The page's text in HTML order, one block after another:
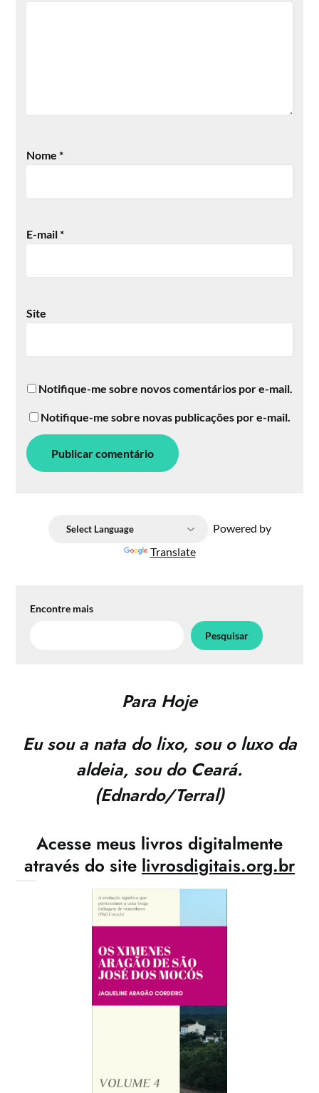
Nome*
E-mail*
Site
Notifique-me sobre novos comentários por e-mail.
Notifique-me sobre novas publicações por e-mail.
Powered by
Translate
Encontre mais
Pesquisar
Para Hoje
Eu sou a nata do lixo, sou o luxo da
aldeia, sou do Ceará.
(Ednardo/Terral)
Acesse meus livros digitalmente
através do site livrosdigitais.org.br